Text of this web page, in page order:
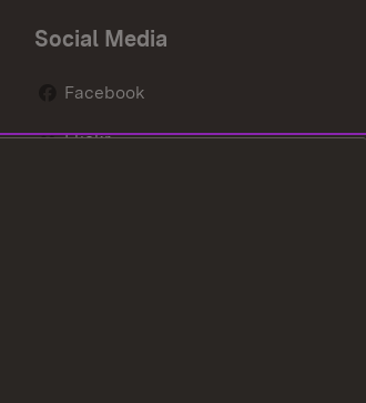
Social Media
Facebook
Flickr